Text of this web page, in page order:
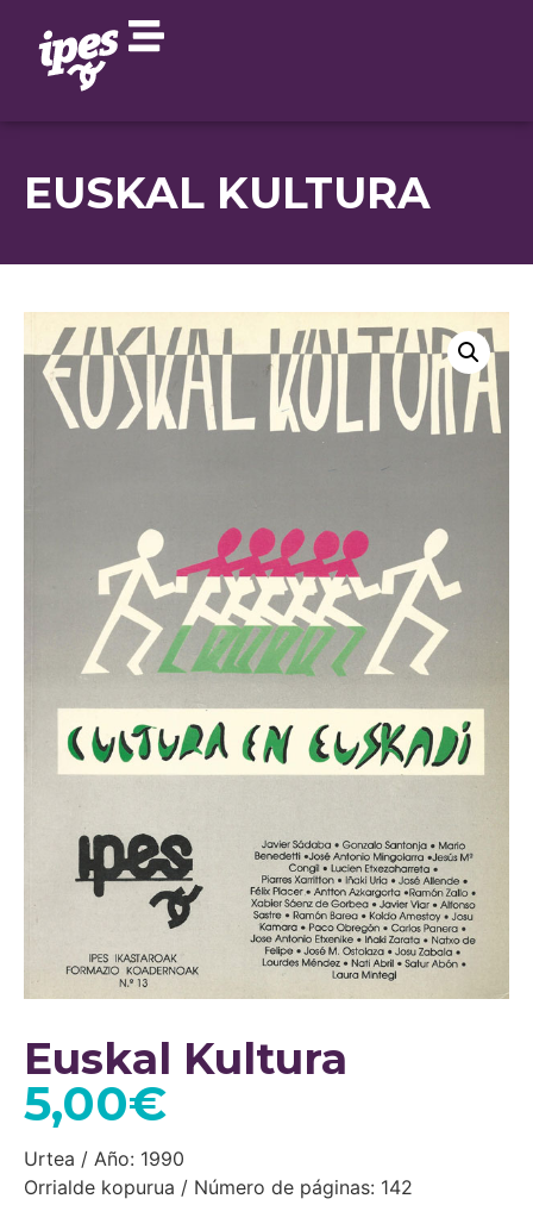
EUSKAL KULTURA
Euskal Kultura
5,00€
Urtea / Año: 1990
Orrialde kopurua / Número de páginas: 142